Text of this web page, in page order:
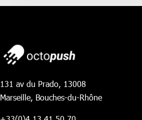
131 av du Prado, 13008
Marseille, Bouches-du-Rhône